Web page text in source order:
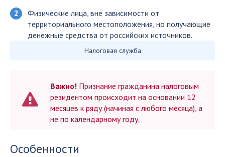
Физические лица, вне зависимости от
территориального местоположения, но получающие
денежные средства от российских источников.
Налоговая служба
Важно! Признание гражданина налоговым
резидентом происходит на основании 12
месяцев к ряду (начиная с любого месяца), а
не по календарному году.
Особенности